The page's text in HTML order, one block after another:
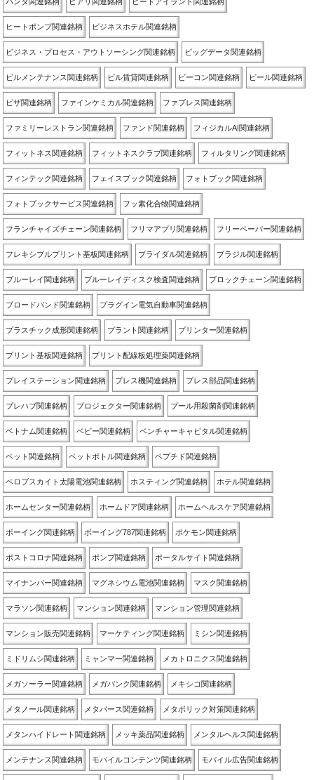
ヒートポンプ関連銘柄 ビジネスホテル関連銘柄
ビジネス・プロセス・アウトソーシング関連銘柄 ビッグデータ関連銘柄
ビルメンテナンス関連銘柄 ビル賃貸関連銘柄 ビーコン関連銘柄 ビール関連銘柄
ピザ関連銘柄 ファインケミカル関連銘柄 ファブレス関連銘柄
ファミリーレストラン関連銘柄 ファンド関連銘柄 フィジカルAI関連銘柄
フィットネス関連銘柄 フィットネスクラブ関連銘柄 フィルタリング関連銘柄
フィンテック関連銘柄 フェイスブック関連銘柄 フォトブック関連銘柄
フォトブックサービス関連銘柄 フッ素化合物関連銘柄
フランチャイズチェーン関連銘柄 フリマアプリ関連銘柄 フリーペーパー関連銘柄
フレキシブルプリント基板関連銘柄 ブライダル関連銘柄 ブラジル関連銘柄
ブルーレイ関連銘柄 ブルーレイディスク検査関連銘柄 ブロックチェーン関連銘柄
ブロードバンド関連銘柄 プラグイン電気自動車関連銘柄
プラスチック成形関連銘柄 プラント関連銘柄 プリンター関連銘柄
プリント基板関連銘柄 プリント配線板処理薬関連銘柄
プレイステーション関連銘柄 プレス機関連銘柄 プレス部品関連銘柄
プレハブ関連銘柄 プロジェクター関連銘柄 プール用殺菌剤関連銘柄
ベトナム関連銘柄 ベビー関連銘柄 ベンチャーキャピタル関連銘柄
ペット関連銘柄 ペットボトル関連銘柄 ペプチド関連銘柄
ペロブスカイト太陽電池関連銘柄 ホスティング関連銘柄 ホテル関連銘柄
ホームセンター関連銘柄 ホームドア関連銘柄 ホームヘルスケア関連銘柄
ボーイング関連銘柄 ボーイング787関連銘柄 ポケモン関連銘柄
ポストコロナ関連銘柄 ポンプ関連銘柄 ポータルサイト関連銘柄
マイナンバー関連銘柄 マグネシウム電池関連銘柄 マスク関連銘柄
マラソン関連銘柄 マンション関連銘柄 マンション管理関連銘柄
マンション販売関連銘柄 マーケティング関連銘柄 ミシン関連銘柄
ミドリムシ関連銘柄 ミャンマー関連銘柄 メカトロニクス関連銘柄
メガソーラー関連銘柄 メガバンク関連銘柄 メキシコ関連銘柄
メタノール関連銘柄 メタバース関連銘柄 メタボリック対策関連銘柄
メタンハイドレート関連銘柄 メッキ薬品関連銘柄 メンタルヘルス関連銘柄
メンテナンス関連銘柄 モバイルコンテンツ関連銘柄 モバイル広告関連銘柄